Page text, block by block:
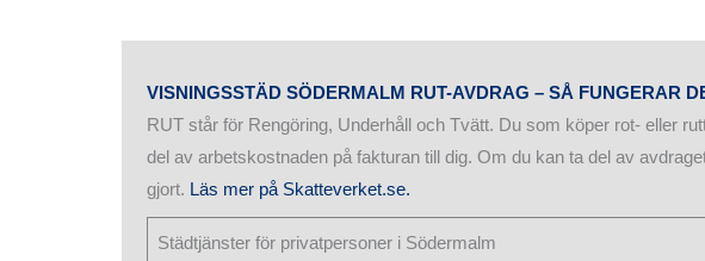
VISNINGSSTÄD SÖDERMALM RUT-AVDRAG – SÅ FUNGERAR
RUT står för Rengöring, Underhåll och Tvätt. Du som köper rot- eller
del av arbetskostnaden på fakturan till dig. Om du kan ta del av
gjort. Läs mer på Skatteverket.se.
Städtjänster för privatpersoner i Södermalm